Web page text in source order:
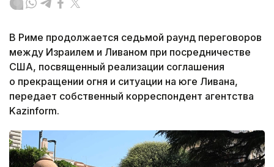
В Риме продолжается седьмой раунд переговоров
между Израилем и Ливаном при посредничестве
США, посвященный реализации соглашения
о прекращении огня и ситуации на юге Ливана,
передает собственный корреспондент агентства
Kazinform.